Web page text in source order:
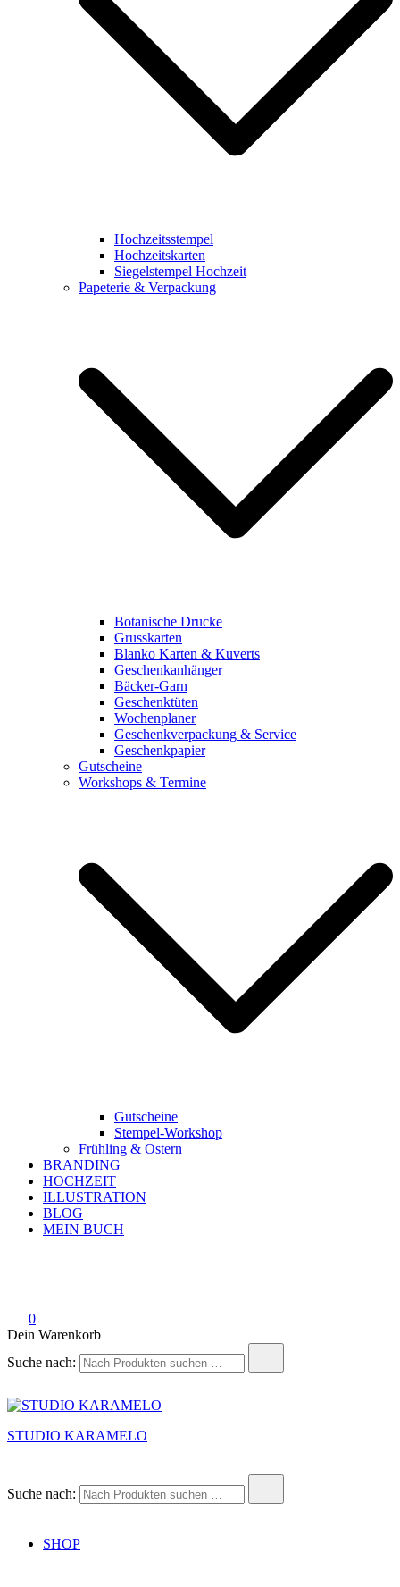
Hochzeitsstempel
Hochzeitskarten
Siegelstempel Hochzeit
Papeterie & Verpackung
Botanische Drucke
Grusskarten
Blanko Karten & Kuverts
Geschenkanhänger
Bäcker-Garn
Geschenktüten
Wochenplaner
Geschenkverpackung & Service
Geschenkpapier
Gutscheine
Workshops & Termine
Gutscheine
Stempel-Workshop
Frühling & Ostern
BRANDING
HOCHZEIT
ILLUSTRATION
BLOG
MEIN BUCH
0
Dein Warenkorb
Suche nach:
STUDIO KARAMELO
Suche nach:
SHOP